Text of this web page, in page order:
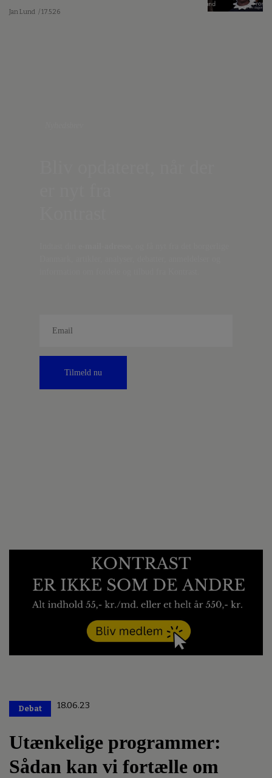
Jan Lund / 17.5.26
Tilmeld nu
Debat 18.06.23
Utænkelige programmer:
Sådan kan vi fortælle om